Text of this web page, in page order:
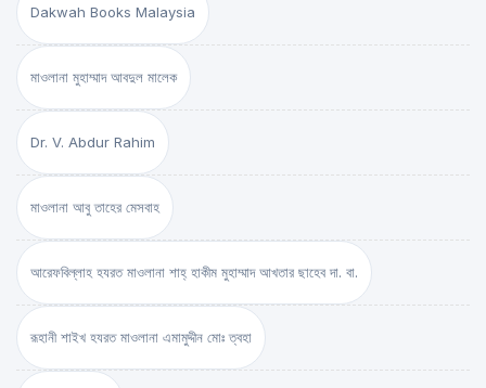
Dakwah Books Malaysia
মাওলানা মুহাম্মাদ আবদুল মালেক
Dr. V. Abdur Rahim
মাওলানা আবু তাহের মেসবাহ
আরেফবিল্লাহ হযরত মাওলানা শাহ্ হাকীম মুহাম্মাদ আখতার ছাহেব দা. বা.
রূহানী শাইখ হযরত মাওলানা এমামুদ্দীন মোঃ ত্বহা